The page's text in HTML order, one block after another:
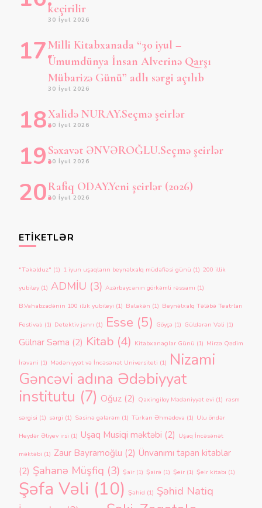
keçirilir
30 İyul 2026
Milli Kitabxanada “30 iyul –
Ümumdünya İnsan Alverinə Qarşı
Mübarizə Günü” adlı sərgi açılıb
30 İyul 2026
Xalidə NURAY.Seçmə şeirlər
30 İyul 2026
Səxavət ƏNVƏROĞLU.Seçmə şeirlər
30 İyul 2026
Rafiq ODAY.Yeni şeirlər (2026)
30 İyul 2026
ETIKETLƏR
"Təkəlduz" (1) 1 iyun uşaqların beynəlxalq müdafiəsi günü (1) 200 illik
yubiley (1) ADMİU (3) Azərbaycanın görkəmli rəssamı (1)
B.Vahabzadənin 100 illik yubileyi (1) Balakən (1) Beynəlxalq Tələbə Teatrları
Festivalı (1) Detektiv janrı (1) Esse (5) Göyçə (1) Güldərən Vəli (1)
Gülnar Səma (2) Kitab (4) Kitabxanaçılar Günü (1) Mirzə Qədim
İrəvani (1) Mədəniyyət və İncəsənət Universiteti (1) Nizami
Gəncəvi adına Ədəbiyyat
institutu (7) Oğuz (2) Qaxingiloy Mədəniyyət evi (1) rəsm
sərgisi (1) sərgi (1) Səsinə gələrəm (1) Türkan Əhmədova (1) Ulu öndər
Heydər Əliyev irsi (1) Uşaq Musiqi məktəbi (2) Uşaq İncəsənət
məktəbi (1) Zaur Bayramoğlu (2) Ünvanımı tapan kitablar
(2) Şahanə Müşfiq (3) Şair (1) Şairə (1) Şeir (1) Şeir kitabı (1)
Şəfa Vəli (10) Şəhid (1) Şəhid Natiq